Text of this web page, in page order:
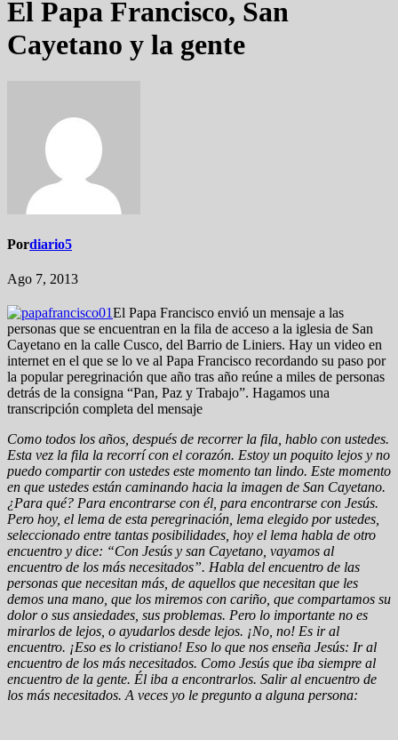
El Papa Francisco, San
Cayetano y la gente
Pordiario5
Ago 7, 2013
El Papa Francisco envió un mensaje a las
personas que se encuentran en la fila de acceso a la iglesia de San
Cayetano en la calle Cusco, del Barrio de Liniers. Hay un video en
internet en el que se lo ve al Papa Francisco recordando su paso por
la popular peregrinación que año tras año reúne a miles de personas
detrás de la consigna “Pan, Paz y Trabajo”. Hagamos una
transcripción completa del mensaje
Como todos los años, después de recorrer la fila, hablo con ustedes.
Esta vez la fila la recorrí con el corazón. Estoy un poquito lejos y no
puedo compartir con ustedes este momento tan lindo. Este momento
en que ustedes están caminando hacia la imagen de San Cayetano.
¿Para qué? Para encontrarse con él, para encontrarse con Jesús.
Pero hoy, el lema de esta peregrinación, lema elegido por ustedes,
seleccionado entre tantas posibilidades, hoy el lema habla de otro
encuentro y dice: “Con Jesús y san Cayetano, vayamos al
encuentro de los más necesitados”. Habla del encuentro de las
personas que necesitan más, de aquellos que necesitan que les
demos una mano, que los miremos con cariño, que compartamos su
dolor o sus ansiedades, sus problemas. Pero lo importante no es
mirarlos de lejos, o ayudarlos desde lejos. ¡No, no! Es ir al
encuentro. ¡Eso es lo cristiano! Eso lo que nos enseña Jesús: Ir al
encuentro de los más necesitados. Como Jesús que iba siempre al
encuentro de la gente. Él iba a encontrarlos. Salir al encuentro de
los más necesitados. A veces yo le pregunto a alguna persona: